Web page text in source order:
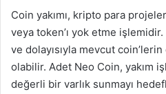
Coin yakımı, kripto para
veya token’ı yok etme
ve dolayısıyla mevcut
olabilir. Adet Neo Coin, yakım
değerli bir varlık sunmayı